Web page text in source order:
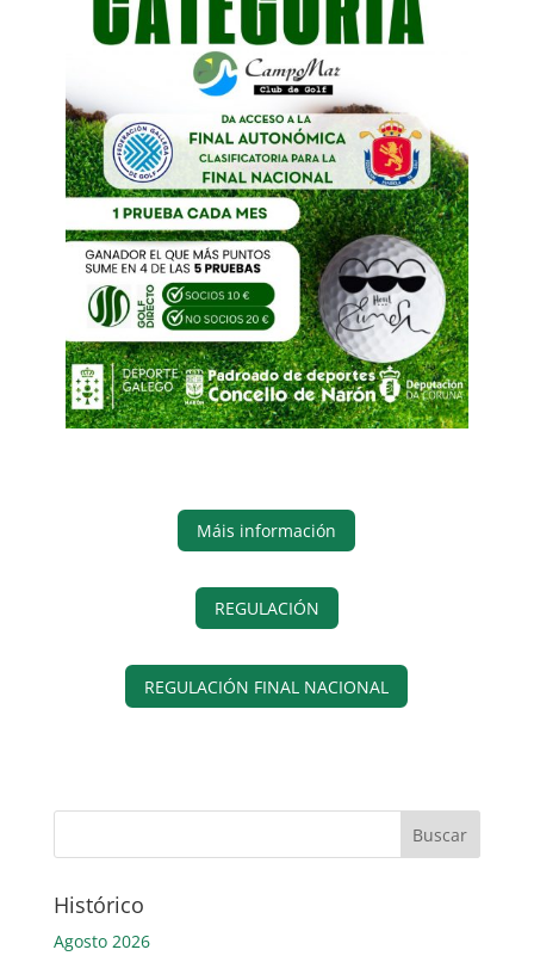
Máis información
REGULACIÓN
REGULACIÓN FINAL NACIONAL
Histórico
Agosto 2026